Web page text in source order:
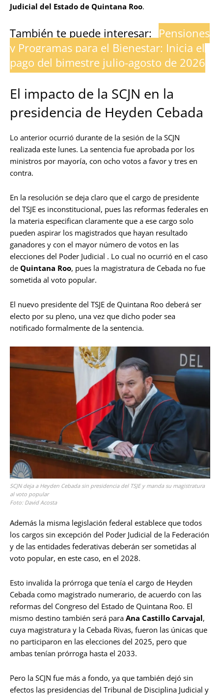
Judicial del Estado de Quintana Roo.
También te puede interesar: Pensiones
y Programas para el Bienestar: Inicia el
pago del bimestre julio-agosto de 2026
El impacto de la SCJN en la
presidencia de Heyden Cebada
Lo anterior ocurrió durante de la sesión de la SCJN
realizada este lunes. La sentencia fue aprobada por los
ministros por mayoría, con ocho votos a favor y tres en
contra.
En la resolución se deja claro que el cargo de presidente
del TSJE es inconstitucional, pues las reformas federales en
la materia especifican claramente que a ese cargo solo
pueden aspirar los magistrados que hayan resultado
ganadores y con el mayor número de votos en las
elecciones del Poder Judicial . Lo cual no ocurrió en el caso
de Quintana Roo, pues la magistratura de Cebada no fue
sometida al voto popular.
El nuevo presidente del TSJE de Quintana Roo deberá ser
electo por su pleno, una vez que dicho poder sea
notificado formalmente de la sentencia.
SCJN deja a Heyden Cebada sin presidencia del TSJE y manda su magistratura
al voto popular
Foto: David Acosta
Además la misma legislación federal establece que todos
los cargos sin excepción del Poder Judicial de la Federación
y de las entidades federativas deberán ser sometidas al
voto popular, en este caso, en el 2028.
Esto invalida la prórroga que tenía el cargo de Heyden
Cebada como magistrado numerario, de acuerdo con las
reformas del Congreso del Estado de Quintana Roo. El
mismo destino también será para Ana Castillo Carvajal,
cuya magistratura y la Cebada Rivas, fueron las únicas que
no participaron en las elecciones del 2025, pero que
ambas tenían prórroga hasta el 2033.
Pero la SCJN fue más a fondo, ya que también dejó sin
efectos las presidencias del Tribunal de Disciplina Judicial y